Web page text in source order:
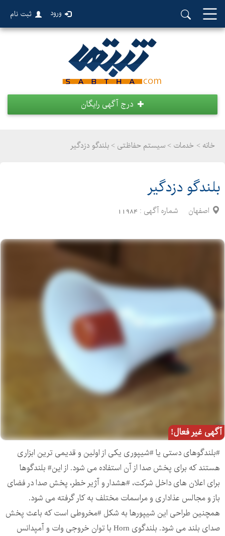
ورود ثبت نام
درج آگهی رایگان
خانه > خدمات > سیستم حفاظتی > بلندگو دزدگیر
بلندگو دزدگیر
اصفهان شماره آگهی : 11984
آگهی غیر فعال!
#بلندگوهای دستی یا #شیپوری یکی از اولین و قدیمی ترین ابزاری
هستند که برای پخش صدا از آن استفاده می شود. از این# بلندگوها
برای اعلان های داخل شرکت، #هشدار و آژیر خطر، پخش صدا در فضای
باز و مجالس عذاداری و مراسمات مختلف به کار گرفته می شود.
همچنین طراحی این شیپورها به شکل #مخروطی است که باعث پخش
صدای بلند می شود. بلندگوی Horn با توان خروجی وات و آمپدانس